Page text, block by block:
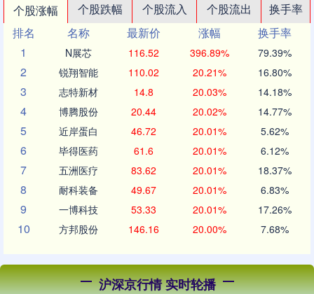
个股涨幅 个股跌幅 个股流入 个股流出
换手率
排名
名称 最新价 涨幅
换手率
1
N展芯 116.52 396.89% 79.39%
2 锐翔智能 110.02 20.21% 16.80%
3 志特新材 14.8 20.03% 14.18%
4 博腾股份 20.44 20.02% 14.77%
5 近岸蛋白 46.72 20.01% 5.62%
6 毕得医药 61.6 20.01% 6.12%
7 五洲医疗 83.62 20.01% 18.37%
8 耐科装备 49.67 20.01% 6.83%
9 一博科技 53.33 20.01% 17.26%
10 方邦股份 146.16 20.00% 7.68%
沪深京行情 实时轮播